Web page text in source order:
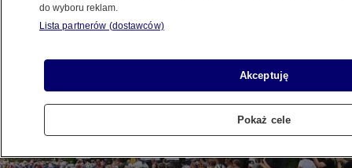
Posłuchaj artykułu
do wyboru reklam.
Lista partnerów (dostawców)
Akceptuję
Pokaż cele